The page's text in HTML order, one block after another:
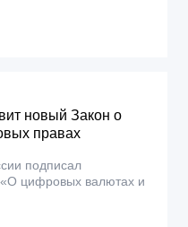
новый Закон о
правах
подписал
цифровых валютах и